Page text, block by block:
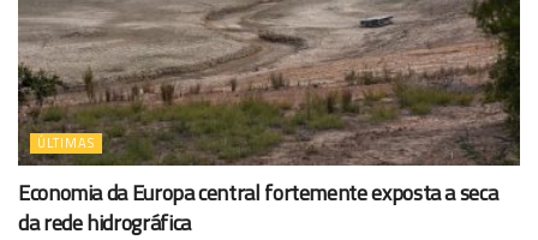
ÚLTIMAS
Economia da Europa central fortemente exposta a seca
da rede hidrográfica